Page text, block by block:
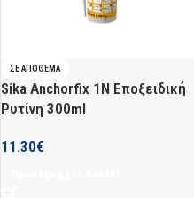
ΣΕ ΑΠΌΘΕΜΑ
Sika Anchorfix 1N Εποξειδική
Ρυτίνη 300ml
11.30€